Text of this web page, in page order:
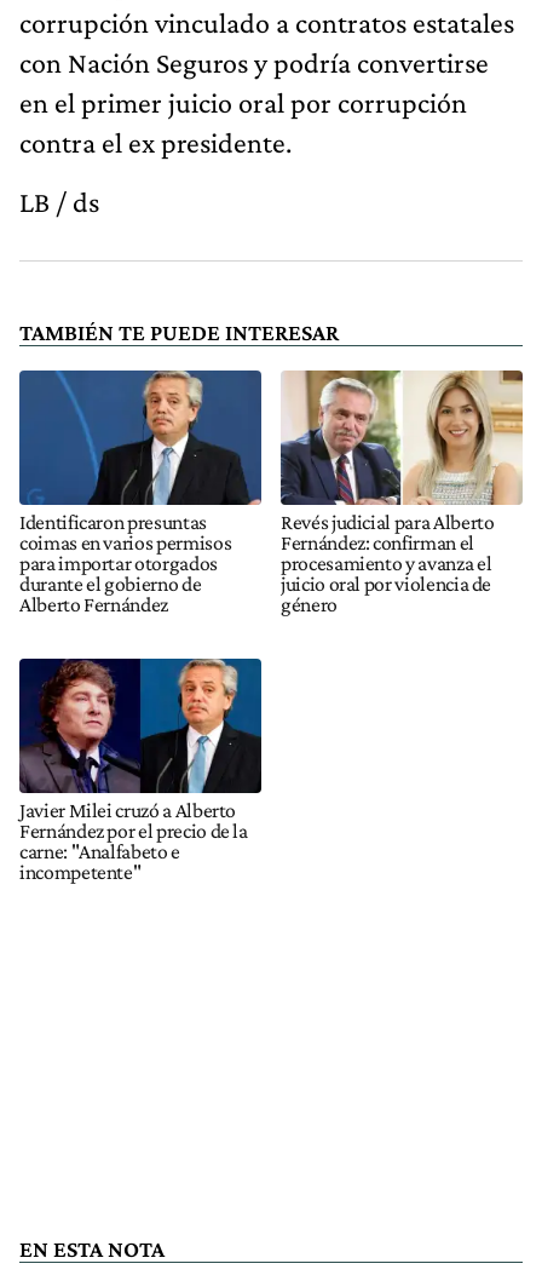
corrupción vinculado a contratos estatales
con Nación Seguros y podría convertirse
en el primer juicio oral por corrupción
contra el ex presidente.
LB / ds
TAMBIÉN TE PUEDE INTERESAR
Identificaron presuntas
coimas en varios permisos
para importar otorgados
durante el gobierno de
Alberto Fernández
Revés judicial para Alberto
Fernández: confirman el
procesamiento y avanza el
juicio oral por violencia de
género
Javier Milei cruzó a Alberto
Fernández por el precio de la
carne: "Analfabeto e
incompetente"
EN ESTA NOTA